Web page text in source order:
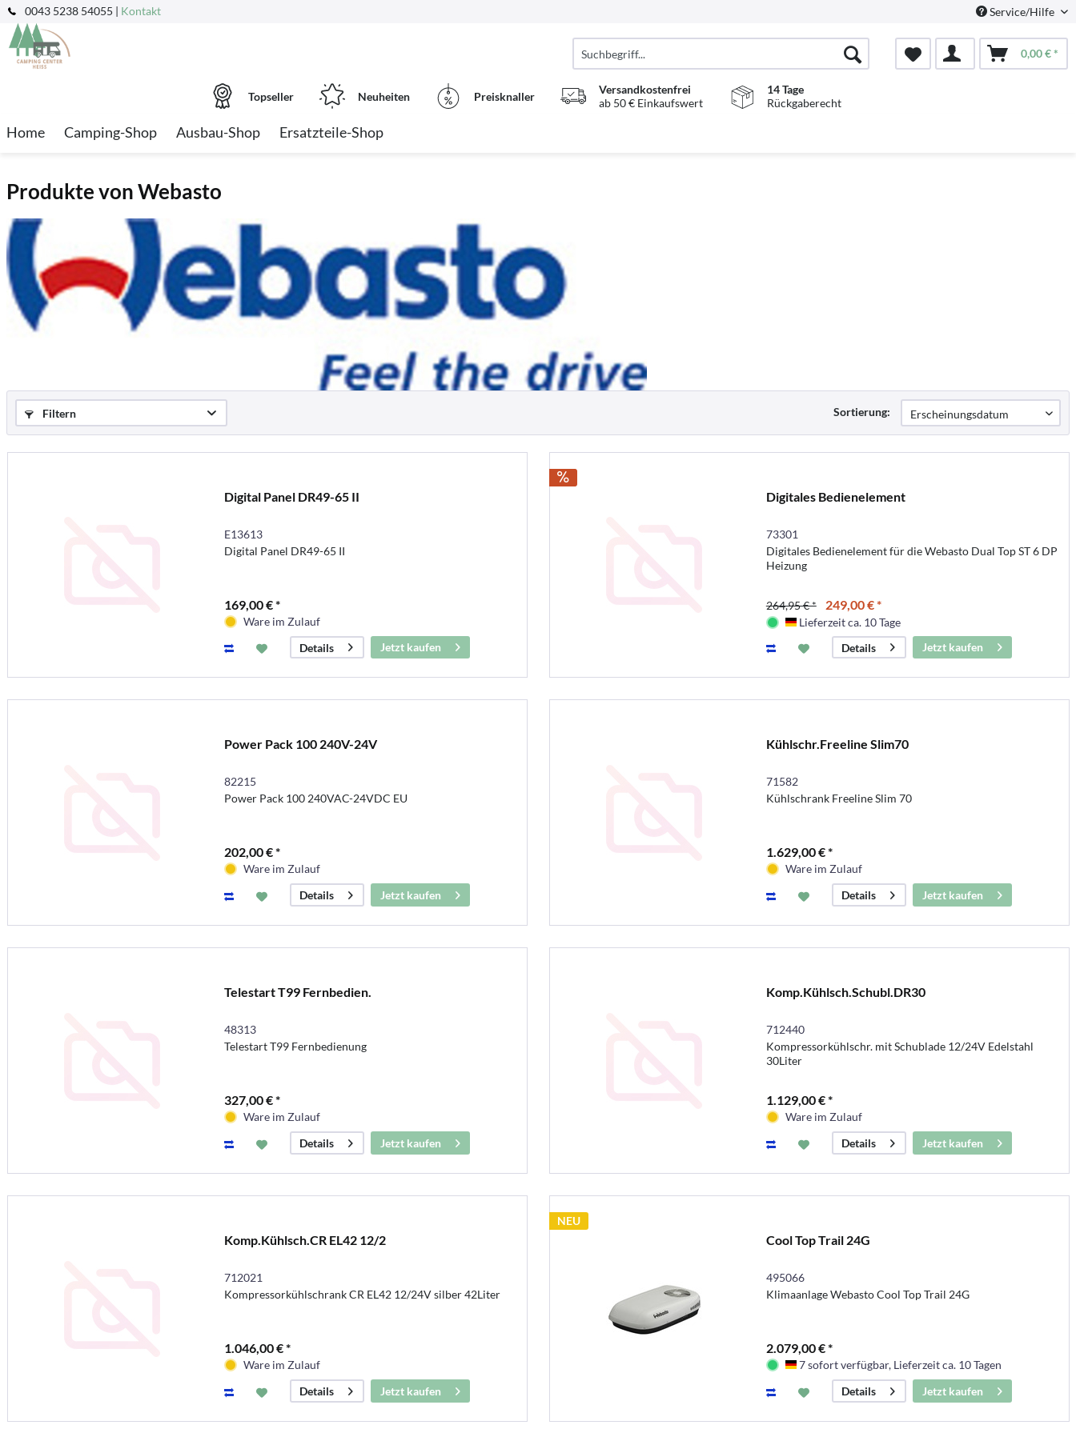
0043 5238 54055 | Kontakt Service/Hilfe
0,00 € *
Topseller Neuheiten Preisknaller
Versandkostenfrei
ab 50 € Einkaufswert
14 Tage
Rückgaberecht
Home Camping-Shop Ausbau-Shop Ersatzteile-Shop
Produkte von Webasto
Filtern Sortierung:
Digital Panel DR49-65 II
E13613
Digital Panel DR49-65 II
169,00 € *
Ware im Zulauf
Details
Jetzt kaufen
Digitales Bedienelement
73301
Digitales Bedienelement für die Webasto Dual Top ST 6 DP
Heizung
264,95 € * 249,00 € *
Deutschland
Lieferzeit ca. 10 Tage
Details
Jetzt kaufen
Power Pack 100 240V-24V
82215
Power Pack 100 240VAC-24VDC EU
202,00 € *
Ware im Zulauf
Details
Jetzt kaufen
Kühlschr.Freeline Slim70
71582
Kühlschrank Freeline Slim 70
1.629,00 € *
Ware im Zulauf
Details
Jetzt kaufen
Telestart T99 Fernbedien.
48313
Telestart T99 Fernbedienung
327,00 € *
Ware im Zulauf
Details
Jetzt kaufen
Komp.Kühlsch.Schubl.DR30
712440
Kompressorkühlschr. mit Schublade 12/24V Edelstahl
30Liter
1.129,00 € *
Ware im Zulauf
Details
Jetzt kaufen
Komp.Kühlsch.CR EL42 12/2
712021
Kompressorkühlschrank CR EL42 12/24V silber 42Liter
1.046,00 € *
Ware im Zulauf
Details
Jetzt kaufen
NEU
Cool Top Trail 24G
495066
Klimaanlage Webasto Cool Top Trail 24G
2.079,00 € *
Deutschland
7 sofort verfügbar, Lieferzeit ca. 10 Tagen
Details
Jetzt kaufen